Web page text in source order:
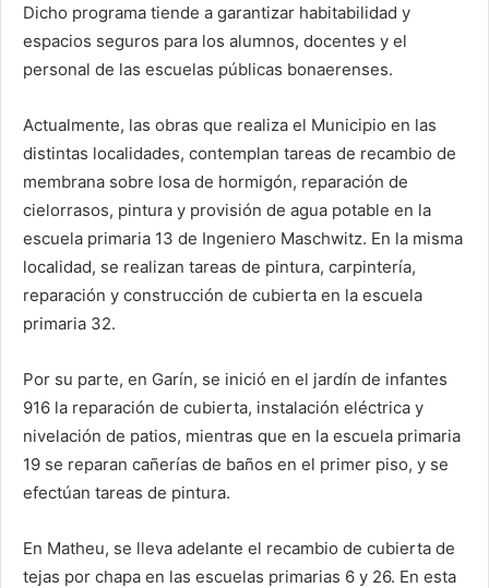
Dicho programa tiende a garantizar habitabilidad y
espacios seguros para los alumnos, docentes y el
personal de las escuelas públicas bonaerenses.
Actualmente, las obras que realiza el Municipio en las
distintas localidades, contemplan tareas de recambio de
membrana sobre losa de hormigón, reparación de
cielorrasos, pintura y provisión de agua potable en la
escuela primaria 13 de Ingeniero Maschwitz. En la misma
localidad, se realizan tareas de pintura, carpintería,
reparación y construcción de cubierta en la escuela
primaria 32.
Por su parte, en Garín, se inició en el jardín de infantes
916 la reparación de cubierta, instalación eléctrica y
nivelación de patios, mientras que en la escuela primaria
19 se reparan cañerías de baños en el primer piso, y se
efectúan tareas de pintura.
En Matheu, se lleva adelante el recambio de cubierta de
tejas por chapa en las escuelas primarias 6 y 26. En esta